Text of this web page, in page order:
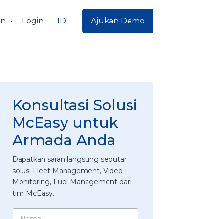
Login ID Ajukan Demo
Konsultasi Solusi
McEasy untuk
Armada Anda
Dapatkan saran langsung seputar
solusi Fleet Management, Video
Monitoring, Fuel Management dari
tim McEasy.
N